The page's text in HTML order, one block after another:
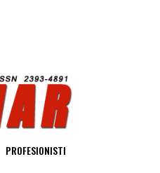
PROFESIONISTI